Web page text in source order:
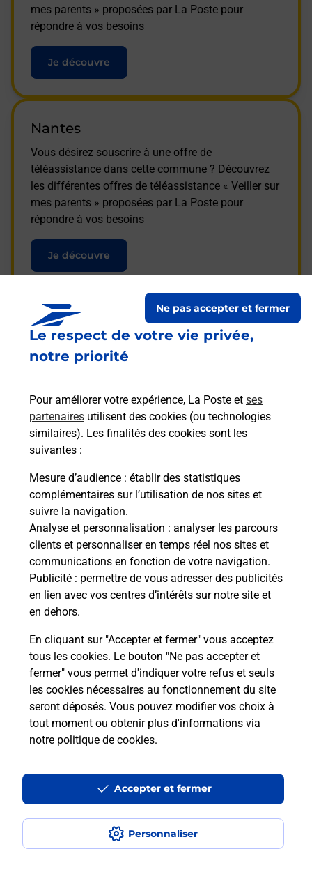
Le respect de votre vie privée,
notre priorité
Pour améliorer votre expérience, La Poste et ses
partenaires utilisent des cookies (ou technologies
similaires). Les finalités des cookies sont les
suivantes :
Mesure d’audience : établir des statistiques
complémentaires sur l’utilisation de nos sites et
suivre la navigation.
Analyse et personnalisation : analyser les parcours
clients et personnaliser en temps réel nos sites et
communications en fonction de votre navigation.
Publicité : permettre de vous adresser des publicités
en lien avec vos centres d’intérêts sur notre site et
en dehors.
En cliquant sur "Accepter et fermer" vous acceptez
tous les cookies. Le bouton "Ne pas accepter et
fermer" vous permet d'indiquer votre refus et seuls
les cookies nécessaires au fonctionnement du site
seront déposés. Vous pouvez modifier vos choix à
tout moment ou obtenir plus d'informations via
notre politique de cookies.
Personnaliser
Ne pas accepter et fermer
Accepter et fermer
mes parents » proposées par La Poste pour
répondre à vos besoins
Je découvre
Nantes
Vous désirez souscrire à une offre de
téléassistance dans cette commune ? Découvrez
les différentes offres de téléassistance « Veiller sur
mes parents » proposées par La Poste pour
répondre à vos besoins
Je découvre
Questions fréquemment
posées
La téléassistance classique avec
médaillon d’alarme qu’est ce que
c’est ?
Comment fonctionne la
téléassistance classique ?
Comment est installée la
téléassistance classique ?
Localiser Liste
Liste - téléassistance
Loire-Atlantique - téléassistance
Treillieres - téléassistance
Accessibilité : partiellement conforme
Conditions contractuelles
Mentions légales